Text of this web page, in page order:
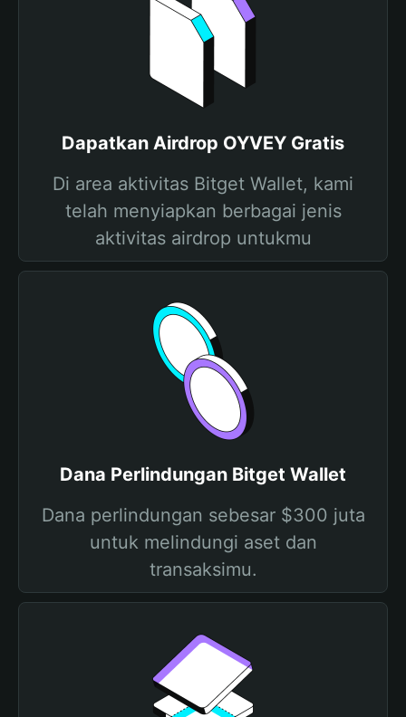
Dapatkan Airdrop OYVEY Gratis
Di area aktivitas Bitget Wallet, kami
telah menyiapkan berbagai jenis
aktivitas airdrop untukmu
Dana Perlindungan Bitget Wallet
Dana perlindungan sebesar $300 juta
untuk melindungi aset dan
transaksimu.